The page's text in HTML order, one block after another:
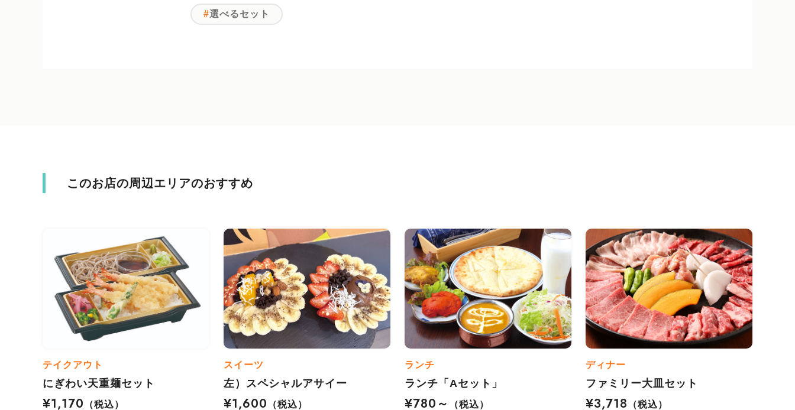
選べるセット
このお店の周辺エリアのおすすめ
テイクアウト
にぎわい天重麺セット
¥1,170
（税込）
スイーツ
左）スペシャルアサイー
¥1,600
（税込）
ランチ
ランチ「Aセット」
¥780～
（税込）
ディナー
ファミリー大皿セット
¥3,718
（税込）